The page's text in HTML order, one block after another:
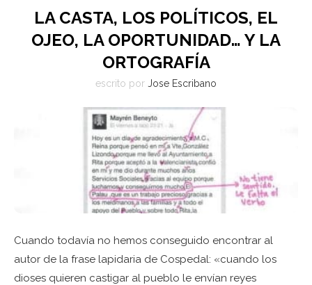
LA CASTA, LOS POLÍTICOS, EL
OJEO, LA OPORTUNIDAD… Y LA
ORTOGRAFÍA
escrito por Jose Escribano
Cuando todavía no hemos conseguido encontrar al
autor de la frase lapidaria de Cospedal: «cuando los
dioses quieren castigar al pueblo le envían reyes